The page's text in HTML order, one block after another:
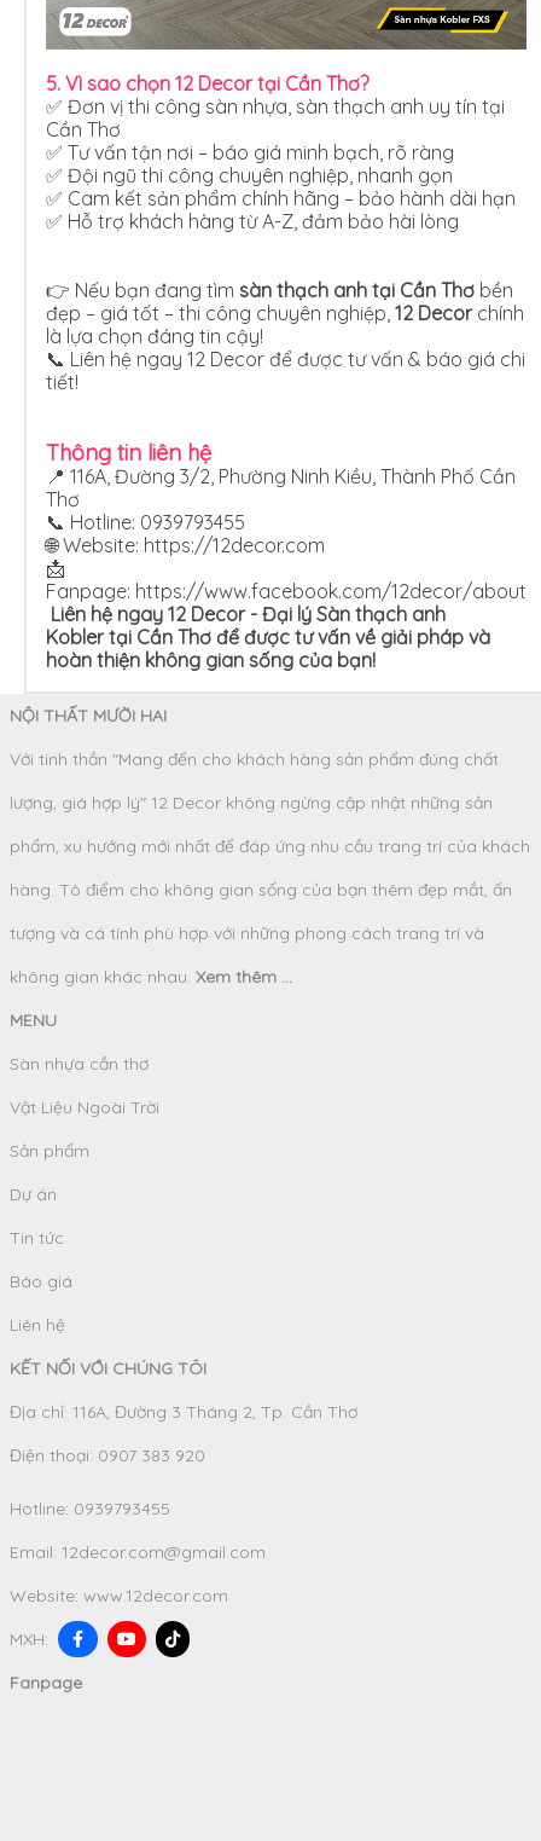
5. Vì sao chọn 12 Decor tại Cần Thơ?
✅ Đơn vị thi công sàn nhựa, sàn thạch anh uy tín tại
Cần Thơ
✅ Tư vấn tận nơi – báo giá minh bạch, rõ ràng
✅ Đội ngũ thi công chuyên nghiệp, nhanh gọn
✅ Cam kết sản phẩm chính hãng – bảo hành dài hạn
✅ Hỗ trợ khách hàng từ A-Z, đảm bảo hài lòng
👉 Nếu bạn đang tìm sàn thạch anh tại Cần Thơ bền
đẹp – giá tốt – thi công chuyên nghiệp, 12 Decorchính
là lựa chọn đáng tin cậy!
📞 Liên hệ ngay 12 Decor để được tư vấn & báo giá chi
tiết!
Thông tin liên hệ
📍 116A, Đường 3/2, Phường Ninh Kiều, Thành Phố Cần
Thơ
📞 Hotline: 0939793455
🌐 Website: https://12decor.com
📩
Fanpage: https://www.facebook.com/12decor/about
Liên hệ ngay 12 Decor - Đại lý Sàn thạch anh
Kobler tại Cần Thơ để được tư vấn về giải pháp và
hoàn thiện không gian sống của bạn!
NỘI THẤT MƯỜI HAI
Với tinh thần "Mang đến cho khách hàng sản phẩm đúng chất
lượng, giá hợp lý" 12 Decor không ngừng cập nhật những sản
phẩm, xu hướng mới nhất để đáp ứng nhu cầu trang trí của khách
hàng. Tô điểm cho không gian sống của bạn thêm đẹp mắt, ấn
tượng và cá tính phù hợp với những phong cách trang trí và
không gian khác nhau. Xem thêm ...
MENU
Sàn nhựa cần thơ
Vật Liệu Ngoài Trời
Sản phẩm
Dự án
Tin tức
Báo giá
Liên hệ
KẾT NỐI VỚI CHÚNG TÔI
Địa chỉ: 116A, Đường 3 Tháng 2, Tp. Cần Thơ
Điện thoại: 0907 383 920
Hotline: 0939793455
Email: 12decor.com@gmail.com
Website: www.12decor.com
MXH:
Fanpage